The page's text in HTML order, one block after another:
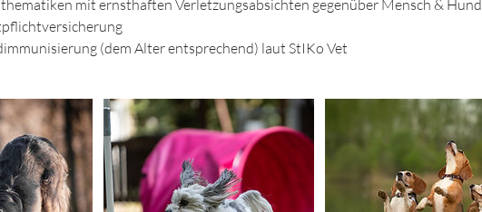
mit ernsthaften Verletzungsabsichten gegenüber Mensch & Hund
(dem Alter entsprechend) laut StIKo Vet